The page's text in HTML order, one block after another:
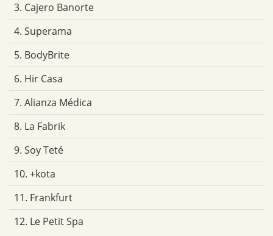
3. Cajero Banorte
4. Superama
5. BodyBrite
6. Hir Casa
7. Alianza Médica
8. La Fabrik
9. Soy Teté
10. +kota
11. Frankfurt
12. Le Petit Spa